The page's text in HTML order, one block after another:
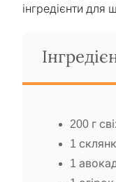
інгредієнти для
200 г
1
1